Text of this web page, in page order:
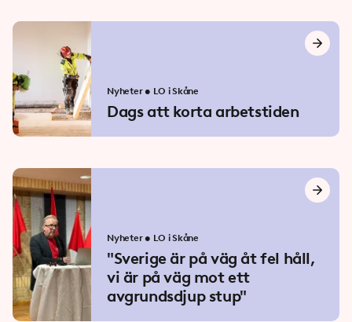
Nyheter • LO i Skåne
Dags att korta arbetstiden
Nyheter • LO i Skåne
"Sverige är på väg åt fel håll,
vi är på väg mot ett
avgrundsdjup stup"